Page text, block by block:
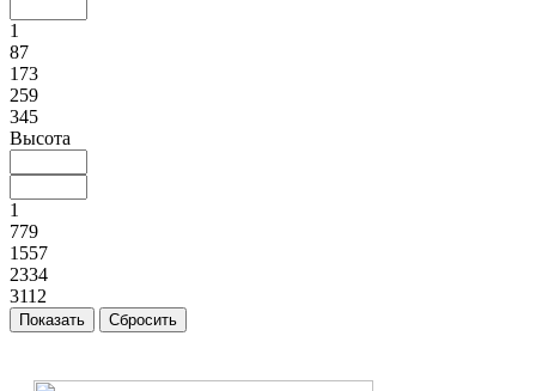
1
87
173
259
345
Высота
1
779
1557
2334
3112